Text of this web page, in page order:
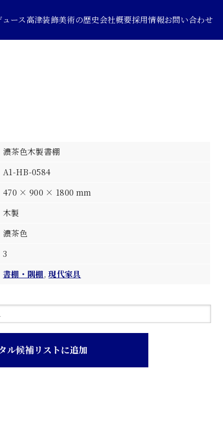
ース高津装飾美術の歴史会社概要採用情報お問い合わせ
濃茶色木製書棚
A1-HB-0584
470 × 900 × 1800 mm
木製
濃茶色
3
書棚・隅棚,現代家具
ル候補リストに追加